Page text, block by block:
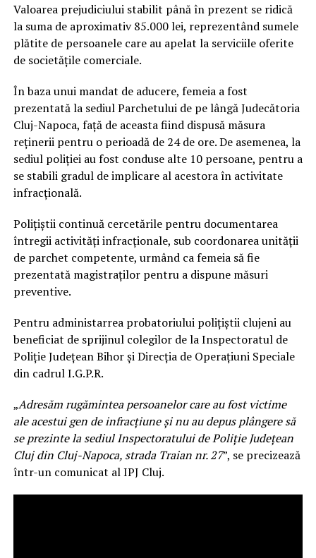
Valoarea prejudiciului stabilit până în prezent se ridică
la suma de aproximativ 85.000 lei, reprezentând sumele
plătite de persoanele care au apelat la serviciile oferite
de societăţile comerciale.
În baza unui mandat de aducere, femeia a fost
prezentată la sediul Parchetului de pe lângă Judecătoria
Cluj-Napoca, faţă de aceasta fiind dispusă măsura
reţinerii pentru o perioadă de 24 de ore. De asemenea, la
sediul poliţiei au fost conduse alte 10 persoane, pentru a
se stabili gradul de implicare al acestora în activitate
infracţională.
Poliţiştii continuă cercetările pentru documentarea
întregii activităţi infracţionale, sub coordonarea unităţii
de parchet competente, urmând ca femeia să fie
prezentată magistraţilor pentru a dispune măsuri
preventive.
Pentru administarrea probatoriului poliţiştii clujeni au
beneficiat de sprijinul colegilor de la Inspectoratul de
Poliţie Judeţean Bihor şi Direcţia de Operaţiuni Speciale
din cadrul I.G.P.R.
„Adresăm rugămintea persoanelor care au fost victime
ale acestui gen de infracţiune şi nu au depus plângere să
se prezinte la sediul Inspectoratului de Poliţie Judeţean
Cluj din Cluj-Napoca, strada Traian nr. 27”, se precizează
într-un comunicat al IPJ Cluj.